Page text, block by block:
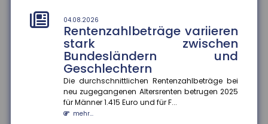
04.08.2026
Rentenzahlbeträge variieren
stark zwischen
Bundesländern und
Geschlechtern
Die durchschnittlichen Rentenzahlbeträge bei
neu zugegangenen Altersrenten betrugen 2025
für Männer 1.415 Euro und für F...
mehr...
mehr...
01.08.2026
Passagierrechte auf Reisen
Verspätungen, ausgefallene Flüge oder verpasste
Anschlussverbindungen können den Sommerurlaub
schnell zum Albtraum mache...
mehr...